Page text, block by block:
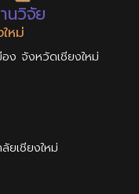
นวิจัย
หม่
ง จังหวัดเชียงใหม่
ยเชียงใหม่